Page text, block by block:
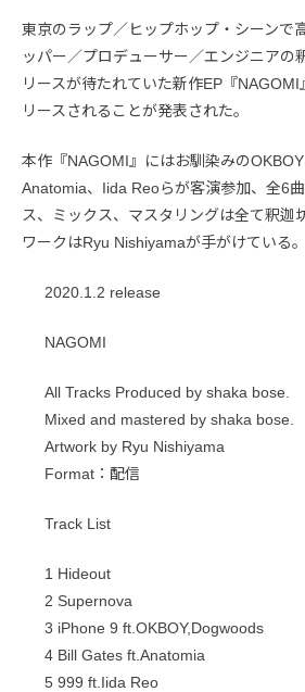
東京のラップ／ヒップホップ・シーンで
ッパー／プロデューサー／エンジニアの
リースが待たれていた新作EP『
リースされることが発表された。
本作『NAGOMI』にはお馴染みのOKBOY
Anatomia、Iida Reoらが客演参加、全6
ス、ミックス、マスタリングは全て釈迦
ワークはRyu Nishiyamaが手がけている。
2020.1.2 release
NAGOMI
All Tracks Produced by shaka bose.
Mixed and mastered by shaka bose.
Artwork by Ryu Nishiyama
Format：配信
Track List
1 Hideout
2 Supernova
3 iPhone 9 ft.OKBOY,Dogwoods
4 Bill Gates ft.Anatomia
5 999 ft.Iida Reo